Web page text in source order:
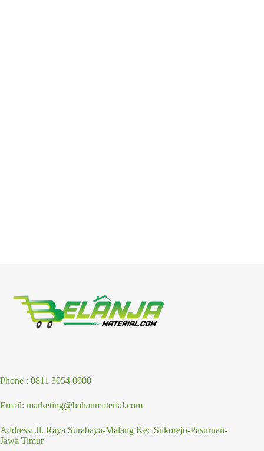
Phone : 0811 3054 0900
Email: marketing@bahanmaterial.com
Address: Jl. Raya Surabaya-Malang Kec Sukorejo-Pasuruan-
Jawa Timur